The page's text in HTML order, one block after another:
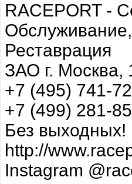
RACEPORT -
Реставрация
ЗАО г. Москва,
+7 (495) 741-
+7 (499) 281-
Без выходных!
http://
Instagram